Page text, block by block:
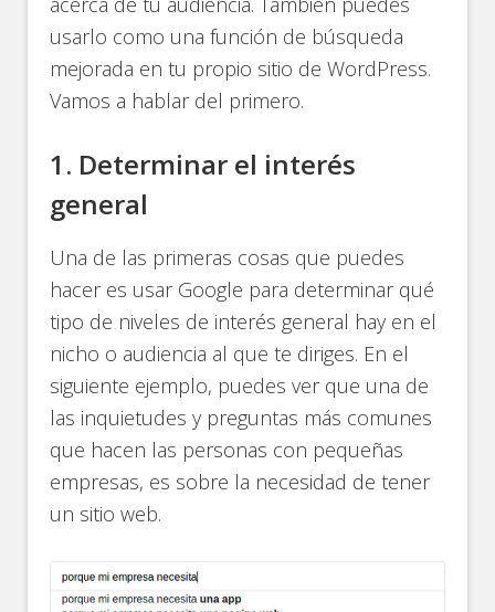
usarlo como una función de búsqueda
mejorada en tu propio sitio de WordPress.
Vamos a hablar del primero.
1. Determinar el interés
general
Una de las primeras cosas que puedes
hacer es usar Google para determinar qué
tipo de niveles de interés general hay en el
nicho o audiencia al que te diriges. En el
siguiente ejemplo, puedes ver que una de
las inquietudes y preguntas más comunes
que hacen las personas con pequeñas
empresas, es sobre la necesidad de tener
un sitio web.